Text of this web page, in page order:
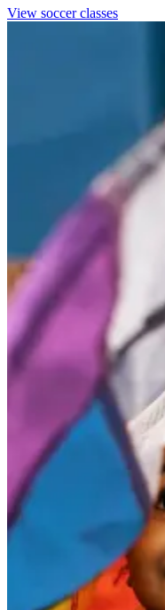
View soccer classes​​​​‌ ‍ ​‍​‍‌‍ ‌ ​‍‌‍‍‌‌‍‌ ‌‍‍‌‌‍ ‍​‍​‍​ ‍‍​‍​‍‌ ​ ‌‍​‌‌‍ ‍‌‍‍‌‌ ‌​‌ ‍‌​‍ ‍‌‍‍‌‌‍ ​‍​‍​‍ ​​‍​‍‌‍‍​‌ ​‍‌‍‌‌‌‍‌‍​‍​‍​ ‍‍​‍​‍‌‍‍​‌ ‌​‌ ‌​‌ ​​‌ ​ ​ ‍‍​‍ ​‍ ‌‍​ ‌‍‍​‌‍‌‌‌‍ ​‌ ​ ‌‍‌‌‌‍​‌‌ ​​‌‍‍‌‌‍‌‌‌ ​‍‌ ​ ​‍ ‍‌ ​ ‌‍​‌‌‍ ‍‌‍‍‌‌ ‌​‌ ‍‌​‍ ‍‌ ​ ‌ ‌​‌ ‌‌‌‍‌​‌‍‍‌‌‍ ​‍ ‌‍‍‌‌‍ ‍‌ ‌​‌‍‌‌‌‍ ‍‌ ‌​​‍ ‌‍‌‌‌‍‌​‌‍‍‌‌ ‌​​‍ ‌‍ ‌‌‍ ‌‍‌​‌‍‌‌​ ‌‌ ​​‌ ​‍‌‍‌‌‌ ​ ‌‍‌‌‌‍ ‍‌ ‌​‌‍​‌‌ ‌​‌‍‍‌‌‍ ‌‍ ‍​ ‍ ‌‍‍‌‌‍‌​​ ‌​ ‍‌​ ‍‌​ ​​​ ‍‌‌‍‌‌​ ‌‌‌‍‌​​ ‌‌​‍ ‌‌‍‌‍​ ​‍‌‍​‌​ ‍‌​‍ ‌​ ‌​​ ‍​‌‍‌‍‌‍​ ​‍ ‌‌‍​‌​ ‌ ​ ‍​​ ‌‌​‍ ‌‌‍​‍​ ‌‌‌‍‌​​ ‌ ​ ‌ ​ ​‍​ ‌‌​ ‌‍​ ‍​​ ​‌​ ​‌‌‍​‍​ ‍ ‌ ‌​‌ ‍‌‌ ​​‌‍‌‌​ ‌‌ ‌‍‌‍‌‌‌‍ ‍‌ ‌‌‌‍‌‌‌‌​ ‌‍ ​‌ ‌‌‌‍‌ ‌‌​​‌‍​‌‌‍‌ ‌‍‌‌​ ‍ ‌ ​​‌‍​‌‌ ‌​‌‍‍​​ ‌‌ ​​‌‍​‌‌‍‌ ‌‍‌‌‌​​‍‌ ‌‌‌‍‍‌‌‍ ​‌‍‌​‌‍‌‌‌ ​‍​‍‌‌​ ‌‌‌​​‍‌‌ ‌‍‍ ‌‍‌‌‌ ‍‌​‍‌‌​ ​ ‌​‌​​‍‌‌​ ​ ‌​‌​​‍‌‌​ ​‍​ ​‍​ ​​​ ‌‌‌‍​ ​ ‍‌​ ‌ ​ ​​​ ‍‌​ ‌ ​ ‌‍​ ​‍​ ​‍​ ​‌​‍‌‌​ ​‍​ ​‍​‍‌‌​ ‌‌‌​‌​​‍ ‍‌ ‌​‌‍​‌‌‍​‍‌ ​ ​‍‌‌​ ‌‌‌​​‍‌‌ ‌‍‍ ‌‍‌‌‌ ‍‌​‍‌‌​ ​ ‌​‌​​‍‌‌​ ​ ‌​‌​​‍‌‌​ ​‍​ ​‍‌‍‌‌‌‍‌​​ ‌‍‌‍‌​​ ​​​ ​‌​ ‌‌​ ​‍‌‍​‍​ ‌ ‌‍‌‌​ ​‌​‍‌‌​ ​‍​ ​‍​‍‌‌​ ‌‌‌​‌​​‍ ‍‌‍​ ‌‍ ‌‍ ‍‌ ‌​‌‍‌‌‌‍ ‍‌ ‌​​‍‌‌​ ‌‌‌​​‍‌‌ ‌‍‍ ‌‍‌‌‌ ‍‌​‍‌‌​ ​ ‌​‌​​‍‌‌​ ​ ‌​‌​​‍‌‌​ ​‍​ ​‍‌‍​‍​ ‌‍​ ‌​​ ‍​​ ​​​ ‌ ‌‍​ ​ ‌‍​ ‌ ​ ​​‌‍​ ‌‍​‍​‍‌‌​ ​‍​ ​‍​‍‌‌​ ‌‌‌​‌​​‍ ‍‌‍​‍‌ ‌‌‌ ‌​‌ ‌​‌‍ ‌‍ ‍‌ ​ ​‍‌‌​ ‌‌‌​​‍‌‌ ‌‍‍ ‌‍‌‌‌ ‍‌​‍‌‌​ ​ ‌​‌​​‍‌‌​ ​ ‌​‌​​‍‌‌​ ​‍​ ​‍‌‍‌‍​ ‌‌​ ​‌​ ​​‌‍‌‌​ ‍​​ ​​​ ‌‍‌‍​‍​ ​‍​ ‌‍​ ‌ ​‍‌‌​ ​‍​ ​‍​‍‌‌​ ‌‌‌​‌​​‍ ‍‌ ‌​‌‍‌‌‌ ‍​‌ ‌​​ ‌‍​‍‌‍​‌‌ ​ ‌‍‌‌‌‌‌‌‌ ​‍‌‍ ​​ ‌‌‍‍​‌ ‌​‌ ‌​‌ ​​‌ ​ ​‍‌‌​ ​ ‌​​‌​‍‌‌​ ​‍‌​‌‍​‍‌‌​ ​‍‌​‌‍‌‍​ ‌‍‍​‌‍‌‌‌‍ ​‌ ​ ‌‍‌‌‌‍​‌‌ ​​‌‍‍‌‌‍‌‌‌ ​‍‌ ​ ​‍ ‍‌ ​ ‌‍​‌‌‍ ‍‌‍‍‌‌ ‌​‌ ‍‌​‍ ‍‌ ​ ‌ ‌​‌ ‌‌‌‍‌​‌‍‍‌‌‍ ​‍‌‍‌‍‍‌‌‍‌​​ ‌​ ‍‌​ ‍‌​ ​​​ ‍‌‌‍‌‌​ ‌‌‌‍‌​​ ‌‌​‍ ‌‌‍‌‍​ ​‍‌‍​‌​ ‍‌​‍ ‌​ ‌​​ ‍​‌‍‌‍‌‍​ ​‍ ‌‌‍​‌​ ‌ ​ ‍​​ ‌‌​‍ ‌‌‍​‍​ ‌‌‌‍‌​​ ‌ ​ ‌ ​ ​‍​ ‌‌​ ‌‍​ ‍​​ ​‌​ ​‌‌‍​‍​‍‌‍‌ ‌​‌ ‍‌‌ ​​‌‍‌‌​ ‌‌ ‌‍‌‍‌‌‌‍ ‍‌ ‌‌‌‍‌‌‌‌​ ‌‍ ​‌ ‌‌‌‍‌ ‌‌​​‌‍​‌‌‍‌ ‌‍‌‌​‍‌‍‌ ​​‌‍​‌‌ ‌​‌‍‍​​ ‌‌ ​​‌‍​‌‌‍‌ ‌‍‌‌‌​​‍‌ ‌‌‌‍‍‌‌‍ ​‌‍‌​‌‍‌‌‌ ​‍​‍‌‌​ ‌‌‌​​‍‌‌ ‌‍‍ ‌‍‌‌‌ ‍‌​‍‌‌​ ​ ‌​‌​​‍‌‌​ ​ ‌​‌​​‍‌‌​ ​‍​ ​‍​ ​​​ ‌‌‌‍​ ​ ‍‌​ ‌ ​ ​​​ ‍‌​ ‌ ​ ‌‍​ ​‍​ ​‍​ ​‌​‍‌‌​ ​‍​ ​‍​‍‌‌​ ‌‌‌​‌​​‍ ‍‌ ‌​‌‍​‌‌‍​‍‌ ​ ​‍‌‌​ ‌‌‌​​‍‌‌ ‌‍‍ ‌‍‌‌‌ ‍‌​‍‌‌​ ​ ‌​‌​​‍‌‌​ ​ ‌​‌​​‍‌‌​ ​‍​ ​‍‌‍‌‌‌‍‌​​ ‌‍‌‍‌​​ ​​​ ​‌​ ‌‌​ ​‍‌‍​‍​ ‌ ‌‍‌‌​ ​‌​‍‌‌​ ​‍​ ​‍​‍‌‌​ ‌‌‌​‌​​‍ ‍‌‍​ ‌‍ ‌‍ ‍‌ ‌​‌‍‌‌‌‍ ‍‌ ‌​​‍‌‌​ ‌‌‌​​‍‌‌ ‌‍‍ ‌‍‌‌‌ ‍‌​‍‌‌​ ​ ‌​‌​​‍‌‌​ ​ ‌​‌​​‍‌‌​ ​‍​ ​‍‌‍​‍​ ‌‍​ ‌​​ ‍​​ ​​​ ‌ ‌‍​ ​ ‌‍​ ‌ ​ ​​‌‍​ ‌‍​‍​‍‌‌​ ​‍​ ​‍​‍‌‌​ ‌‌‌​‌​​‍ ‍‌‍​‍‌ ‌‌‌ ‌​‌ ‌​‌‍ ‌‍ ‍‌ ​ ​‍‌‌​ ‌‌‌​​‍‌‌ ‌‍‍ ‌‍‌‌‌ ‍‌​‍‌‌​ ​ ‌​‌​​‍‌‌​ ​ ‌​‌​​‍‌‌​ ​‍​ ​‍‌‍‌‍​ ‌‌​ ​‌​ ​​‌‍‌‌​ ‍​​ ​​​ ‌‍‌‍​‍​ ​‍​ ‌‍​ ‌ ​‍‌‌​ ​‍​ ​‍​‍‌‌​ ‌‌‌​‌​​‍ ‍‌ ‌​‌‍‌‌‌ ‍​‌ ‌​​‍‌‍‌ ​​‌‍‌‌‌ ​‍‌ ​ ‌ ​​‌‍‌‌‌‍​ ‌ ‌​‌‍‍‌‌ ‌‍‌‍‌‌​ ‌‌ ​​‌ ‌‌‌‍​‍‌‍ ​‌‍‍‌‌ ​ ‌‍‍​‌‍‌‌‌‍‌​​‍​‍‌ ‌